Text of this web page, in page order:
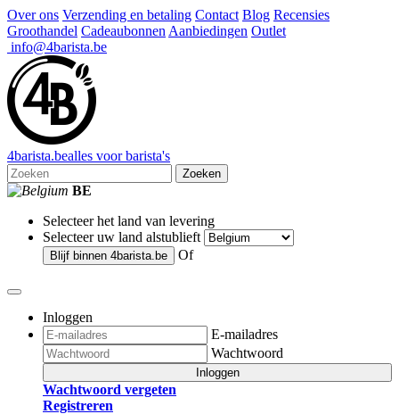
Over ons Verzending en betaling Contact Blog Recensies
Groothandel Cadeaubonnen Aanbiedingen Outlet
info@4barista.be
4barista.bealles voor barista's
Zoeken
BE
Selecteer het land van levering
Selecteer uw land alstublieft
Blijf binnen 4barista.be Of
Inloggen
E-mailadres
Wachtwoord
Inloggen
Wachtwoord vergeten
Registreren